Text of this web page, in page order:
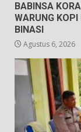
BABINSA
WARUNG
BINASI
Agustus 6, 2026